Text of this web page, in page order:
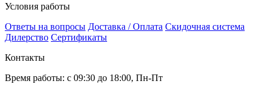
Условия работы
Ответы на вопросы Доставка / Оплата Скидочная система
Дилерство Сертификаты
Контакты
Время работы: с 09:30 до 18:00, Пн-Пт